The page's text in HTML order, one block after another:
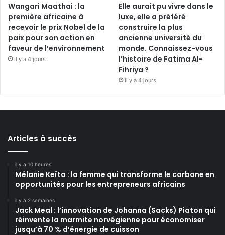
Wangari Maathai : la
première africaine à
recevoir le prix Nobel de la
paix pour son action en
faveur de l’environnement
il y a 4 jours
Elle aurait pu vivre dans le
luxe, elle a préféré
construire la plus
ancienne université du
monde. Connaissez-vous
l’histoire de Fatima Al-
Fihriya ?
il y a 4 jours
Articles à succès
il y a 10 heures
Mélanie Keïta : la femme qui transforme le carbone en
opportunités pour les entrepreneurs africains
il y a 2 semaines
Jack Meal : l’innovation de Johanna (Sacks) Piaton qui
réinvente la marmite norvégienne pour économiser
jusqu’à 70 % d’énergie de cuisson